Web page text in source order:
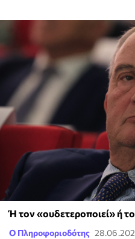
Ή τον «ουδετεροποιεί» ή
Ο Πληροφοριοδότης